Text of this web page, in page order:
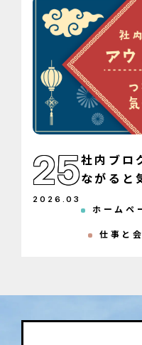
25
2026 .03
社内ブロ
ながると
ホームペ
仕事と